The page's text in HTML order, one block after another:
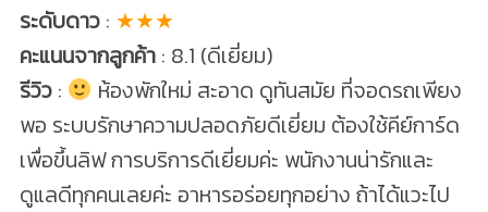
ระดับดาว: ★★★
คะแนนจากลูกค้า: 8.1 (ดีเยี่ยม)
รีวิว:
ห้องพักใหม่ สะอาด ดูทันสมัย ที่จอดรถเพียง
พอ ระบบรักษาความปลอดภัยดีเยี่ยม ต้องใช้คีย์การ์ด
เพื่อขึ้นลิฟ การบริการดีเยี่ยมค่ะ พนักงานน่ารักและ
ดูแลดีทุกคนเลยค่ะ อาหารอร่อยทุกอย่าง ถ้าได้แวะไป